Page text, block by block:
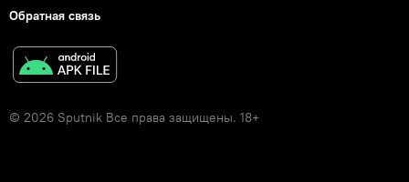
Обратная связь
© 2026 Sputnik Все права защищены. 18+